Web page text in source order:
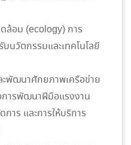
ล้อม (ecology) การ
นวัตกรรมและเทคโนโลยี
ะพัฒนาศักยภาพเครือข่าย
การพัฒนาฝีมือแรงงาน
าร และการให้บริการ